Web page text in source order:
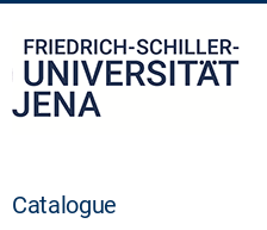
Catalogue